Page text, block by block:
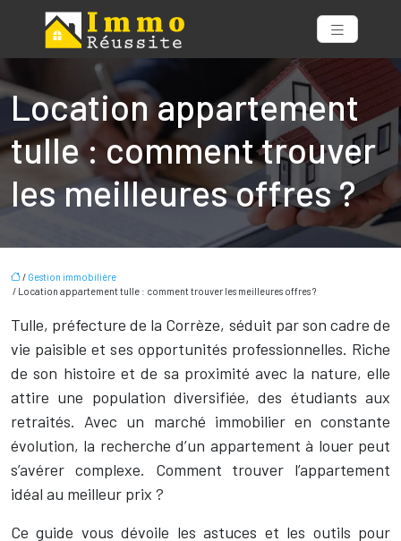
Location appartement
tulle : comment trouver
les meilleures offres ?
/ Gestion immobilière
/ Location appartement tulle : comment trouver les meilleures offres ?
Tulle, préfecture de la Corrèze, séduit par son cadre de
vie paisible et ses opportunités professionnelles. Riche
de son histoire et de sa proximité avec la nature, elle
attire une population diversifiée, des étudiants aux
retraités. Avec un marché immobilier en constante
évolution, la recherche d’un appartement à louer peut
s’avérer complexe. Comment trouver l’appartement
idéal au meilleur prix ?
Ce guide vous dévoile les astuces et les outils pour